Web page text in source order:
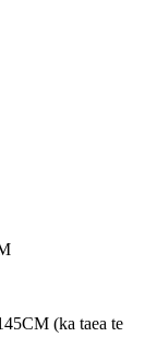
(ka taea te